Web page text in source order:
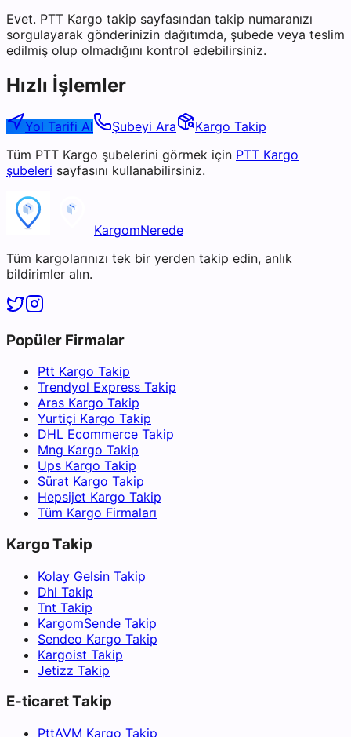
Evet. PTT Kargo takip sayfasından takip numaranızı
sorgulayarak gönderinizin dağıtımda, şubede veya teslim
edilmiş olup olmadığını kontrol edebilirsiniz.
Hızlı İşlemler
Yol Tarifi Al Şubeyi Ara
Kargo Takip
Tüm PTT Kargo şubelerini görmek için PTT Kargo
şubeleri sayfasını kullanabilirsiniz.
KargomNerede
Tüm kargolarınızı tek bir yerden takip edin, anlık
bildirimler alın.
Popüler Firmalar
Ptt Kargo Takip
Trendyol Express Takip
Aras Kargo Takip
Yurtiçi Kargo Takip
DHL Ecommerce Takip
Mng Kargo Takip
Ups Kargo Takip
Sürat Kargo Takip
Hepsijet Kargo Takip
Tüm Kargo Firmaları
Kargo Takip
Kolay Gelsin Takip
Dhl Takip
Tnt Takip
KargomSende Takip
Sendeo Kargo Takip
Kargoist Takip
Jetizz Takip
E-ticaret Takip
PttAVM Kargo Takip